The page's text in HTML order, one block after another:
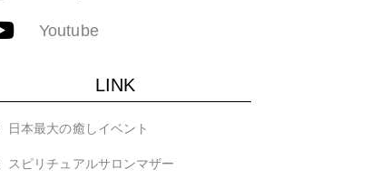
Youtube
LINK
日本最大の癒しイベント
スピリチュアルサロンマザー